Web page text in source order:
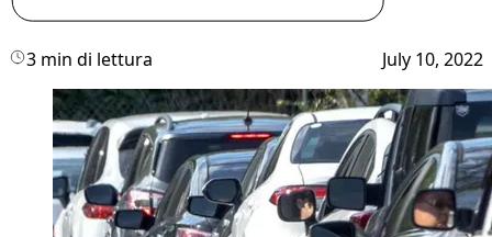
3 min di lettura July 10, 2022